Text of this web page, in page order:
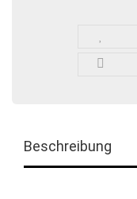
Beschreibung